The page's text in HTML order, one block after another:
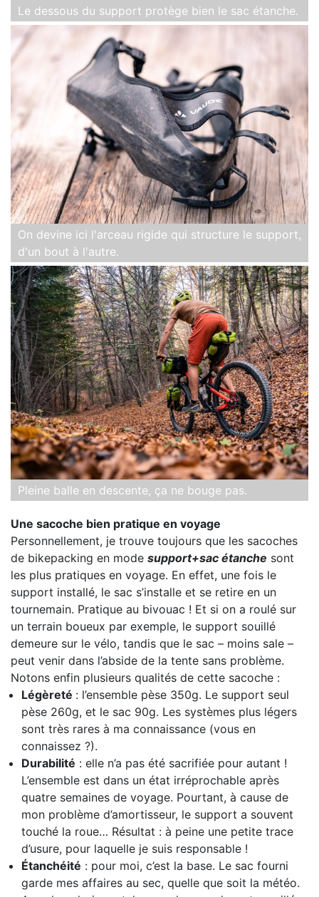
Le dessous du support protège bien le sac étanche.
On devine ici l'arceau rigide qui structure le support,
d'un bout à l'autre.
Pleine balle en descente, ça ne bouge pas.
Une sacoche bien pratique en voyage
Personnellement, je trouve toujours que les sacoches
de bikepacking en mode support+sac étanche sont
les plus pratiques en voyage. En effet, une fois le
support installé, le sac s’installe et se retire en un
tournemain. Pratique au bivouac ! Et si on a roulé sur
un terrain boueux par exemple, le support souillé
demeure sur le vélo, tandis que le sac – moins sale –
peut venir dans l’abside de la tente sans problème.
Notons enfin plusieurs qualités de cette sacoche :
Légèreté : l’ensemble pèse 350g. Le support seul
pèse 260g, et le sac 90g. Les systèmes plus légers
sont très rares à ma connaissance (vous en
connaissez ?).
Durabilité : elle n’a pas été sacrifiée pour autant !
L’ensemble est dans un état irréprochable après
quatre semaines de voyage. Pourtant, à cause de
mon problème d’amortisseur, le support a souvent
touché la roue… Résultat : à peine une petite trace
d’usure, pour laquelle je suis responsable !
Étanchéité : pour moi, c’est la base. Le sac fourni
garde mes affaires au sec, quelle que soit la météo.